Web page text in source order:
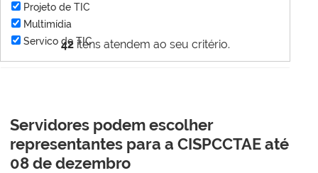
42itens atendem ao seu critério.
Projeto de TIC
Multimídia
Servico de TIC
Servidores podem escolher
representantes para a CISPCCTAE até
08 de dezembro